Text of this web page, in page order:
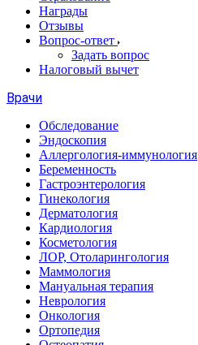
Награды
Отзывы
Вопрос-ответ
Задать вопрос
Налоговый вычет
Врачи
Обследование
Эндоскопия
Аллергология-иммунология
Беременность
Гастроэнтерология
Гинекология
Дерматология
Кардиология
Косметология
ЛОР, Отоларингология
Маммология
Мануальная терапия
Неврология
Онкология
Ортопедия